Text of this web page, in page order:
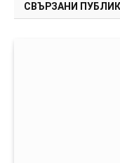
СВЪРЗАНИ